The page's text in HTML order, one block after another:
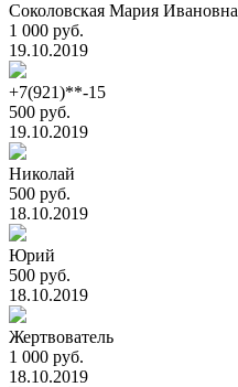
Соколовская Мария Ивановна
1 000 руб.
19.10.2019
+7(921)**-15
500 руб.
19.10.2019
Николай
500 руб.
18.10.2019
Юрий
500 руб.
18.10.2019
Жертвователь
1 000 руб.
18.10.2019